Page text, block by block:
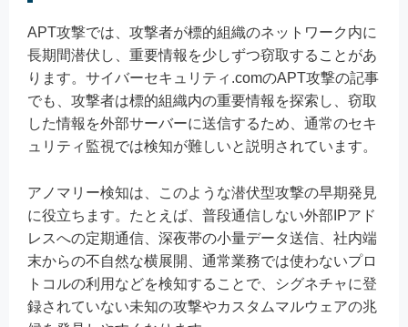
APT攻撃では、攻撃者が標的組織のネットワーク内に
長期間潜伏し、重要情報を少しずつ窃取することがあ
ります。サイバーセキュリティ.comのAPT攻撃の記事
でも、攻撃者は標的組織内の重要情報を探索し、窃取
した情報を外部サーバーに送信するため、通常のセキ
ュリティ監視では検知が難しいと説明されています。
アノマリー検知は、このような潜伏型攻撃の早期発見
に役立ちます。たとえば、普段通信しない外部IPアド
レスへの定期通信、深夜帯の小量データ送信、社内端
末からの不自然な横展開、通常業務では使わないプロ
トコルの利用などを検知することで、シグネチャに登
録されていない未知の攻撃やカスタムマルウェアの兆